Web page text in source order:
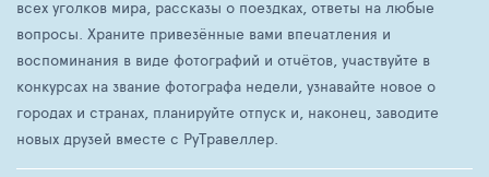
всех уголков мира, рассказы о поездках, ответы на любые
вопросы. Храните привезённые вами впечатления и
воспоминания в виде фотографий и отчётов, участвуйте в
конкурсах на звание фотографа недели, узнавайте новое о
городах и странах, планируйте отпуск и, наконец, заводите
новых друзей вместе с РуТравеллер.